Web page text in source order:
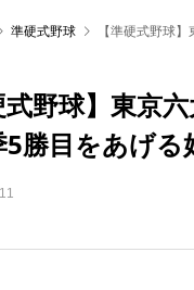
準硬式野球 【準硬式野球
式野球】東
勝目をあげる